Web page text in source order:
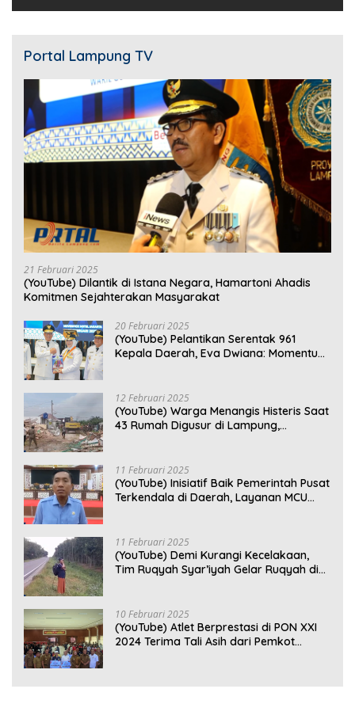
Portal Lampung TV
21 Februari 2025
(YouTube) Dilantik di Istana Negara, Hamartoni Ahadis
Komitmen Sejahterakan Masyarakat
20 Februari 2025
(YouTube) Pelantikan Serentak 961
Kepala Daerah, Eva Dwiana: Momentum
12 Februari 2025
(YouTube) Warga Menangis Histeris Saat
43 Rumah Digusur di Lampung,
11 Februari 2025
(YouTube) Inisiatif Baik Pemerintah Pusat
Terkendala di Daerah, Layanan MCU
11 Februari 2025
(YouTube) Demi Kurangi Kecelakaan,
Tim Ruqyah Syar’iyah Gelar Ruqyah di
10 Februari 2025
(YouTube) Atlet Berprestasi di PON XXI
2024 Terima Tali Asih dari Pemkot